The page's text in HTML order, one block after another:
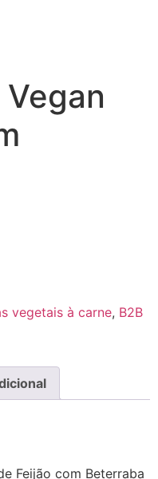
vegetais à carne, B2B
Feijão com Beterraba